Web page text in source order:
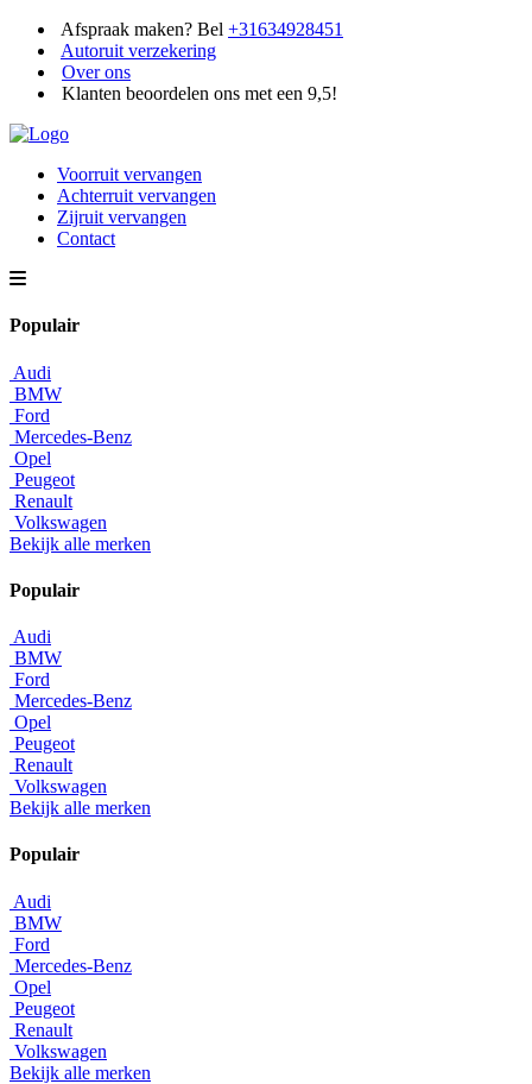
Afspraak maken? Bel +31634928451
Autoruit verzekering
Over ons
Klanten beoordelen ons met een 9,5!
Voorruit vervangen
Achterruit vervangen
Zijruit vervangen
Contact
Populair
Audi
BMW
Ford
Mercedes-Benz
Opel
Peugeot
Renault
Volkswagen
Bekijk alle merken
Populair
Audi
BMW
Ford
Mercedes-Benz
Opel
Peugeot
Renault
Volkswagen
Bekijk alle merken
Populair
Audi
BMW
Ford
Mercedes-Benz
Opel
Peugeot
Renault
Volkswagen
Bekijk alle merken